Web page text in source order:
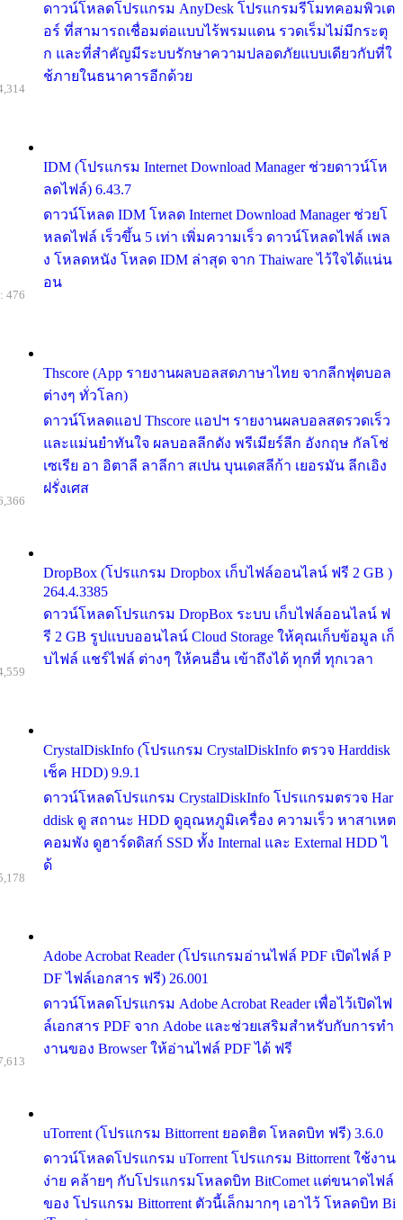
ดาวน์โหลดโปรแกรม AnyDesk โปรแกรมรีโมทคอมพิวเต
อร์ ที่สามารถเชื่อมต่อแบบไร้พรมแดน รวดเร็มไม่มีกระตุ
ก และที่สำคัญมีระบบรักษาความปลอดภัยแบบเดียวกับที่ใ
ช้ภายในธนาคารอีกด้วย
IDM (โปรแกรม Internet Download Manager ช่วยดาวน์โห
ลดไฟล์) 6.43.7
ดาวน์โหลด IDM โหลด Internet Download Manager ช่วยโ
หลดไฟล์ เร็วขึ้น 5 เท่า เพิ่มความเร็ว ดาวน์โหลดไฟล์ เพล
ง โหลดหนัง โหลด IDM ล่าสุด จาก Thaiware ไว้ใจได้แน่น
อน
Thscore (App รายงานผลบอลสดภาษาไทย จากลีกฟุตบอล
ต่างๆ ทั่วโลก)
ดาวน์โหลดแอป Thscore แอปฯ รายงานผลบอลสดรวดเร็ว
และแม่นยำทันใจ ผลบอลลีกดัง พรีเมียร์ลีก อังกฤษ กัลโช่
เซเรีย อา อิตาลี ลาลีกา สเปน บุนเดสลีก้า เยอรมัน ลีกเอิง
ฝรั่งเศส
476
DropBox (โปรแกรม Dropbox เก็บไฟล์ออนไลน์ ฟรี 2 GB )
264.4.3385
ดาวน์โหลดโปรแกรม DropBox ระบบ เก็บไฟล์ออนไลน์ ฟ
รี 2 GB รูปแบบออนไลน์ Cloud Storage ให้คุณเก็บข้อมูล เก็
บไฟล์ แชร์ไฟล์ ต่างๆ ให้คนอื่น เข้าถึงได้ ทุกที่ ทุกเวลา
CrystalDiskInfo (โปรแกรม CrystalDiskInfo ตรวจ Harddisk
เช็ค HDD) 9.9.1
ดาวน์โหลดโปรแกรม CrystalDiskInfo โปรแกรมตรวจ Har
ddisk ดู สถานะ HDD ดูอุณหภูมิเครื่อง ความเร็ว หาสาเหต
คอมพัง ดูฮาร์ดดิสก์ SSD ทั้ง Internal และ External HDD ไ
ด้
Adobe Acrobat Reader (โปรแกรมอ่านไฟล์ PDF เปิดไฟล์ P
DF ไฟล์เอกสาร ฟรี) 26.001
ดาวน์โหลดโปรแกรม Adobe Acrobat Reader เพื่อไว้เปิดไฟ
ล์เอกสาร PDF จาก Adobe และช่วยเสริมสำหรับกับการทำ
งานของ Browser ให้อ่านไฟล์ PDF ได้ ฟรี
uTorrent (โปรแกรม Bittorrent ยอดฮิต โหลดบิท ฟรี) 3.6.0
ดาวน์โหลดโปรแกรม uTorrent โปรแกรม Bittorrent ใช้งาน
ง่าย คล้ายๆ กับโปรแกรมโหลดบิท BitComet แต่ขนาดไฟล์
ของ โปรแกรม Bittorrent ตัวนี้เล็กมากๆ เอาไว้ โหลดบิท Bi